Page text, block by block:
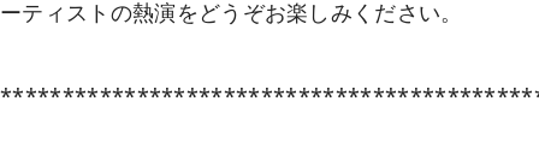
ーティストの熱演をどうぞお楽しみください。